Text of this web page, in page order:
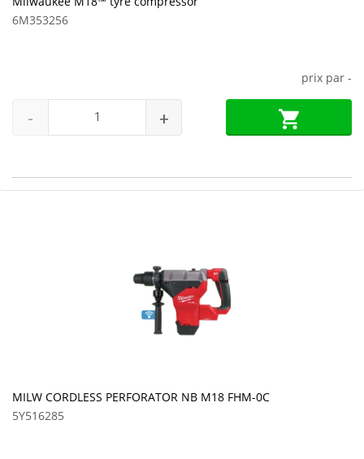
6M353256
prix par -
- +
MILW CORDLESS PERFORATOR NB M18 FHM-0C
5Y516285